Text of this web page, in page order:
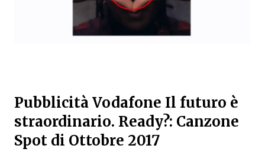
Pubblicità Vodafone Il futuro è
straordinario. Ready?: Canzone
Spot di Ottobre 2017